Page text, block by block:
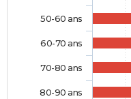
50-60 ans
60-70 ans
70-80 ans
80-90 ans